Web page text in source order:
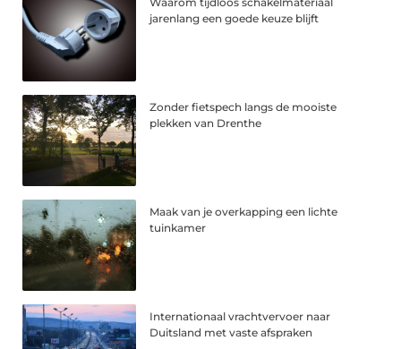
jarenlang een goede keuze blijft
Zonder fietspech langs de mooiste
plekken van Drenthe
Maak van je overkapping een lichte
tuinkamer
Internationaal vrachtvervoer naar
Duitsland met vaste afspraken